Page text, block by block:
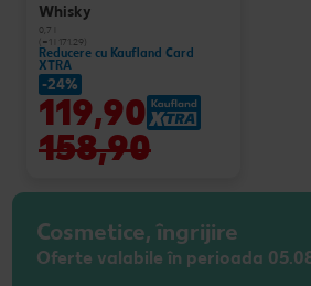
Whisky
0,7 l
(=1 l 171.29)
Reducere cu Kaufland Card
XTRA
-24%
119,90
158,90
Cosmetice, îngrijire
Oferte valabile în perioada